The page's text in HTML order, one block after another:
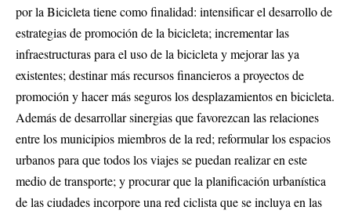
por la Bicicleta tiene como finalidad: intensificar el desarrollo de
estrategias de promoción de la bicicleta; incrementar las
infraestructuras para el uso de la bicicleta y mejorar las ya
existentes; destinar más recursos financieros a proyectos de
promoción y hacer más seguros los desplazamientos en bicicleta.
Además de desarrollar sinergias que favorezcan las relaciones
entre los municipios miembros de la red; reformular los espacios
urbanos para que todos los viajes se puedan realizar en este
medio de transporte; y procurar que la planificación urbanística
de las ciudades incorpore una red ciclista que se incluya en las